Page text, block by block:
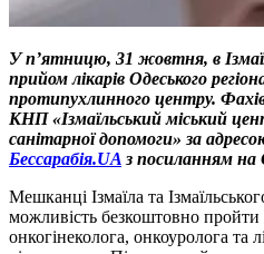
У п’ятницю, 31 жовтня, в
прийом лікарів Одеського
протипухлинного центру.
КНП «Ізмаїльський міський
санітарної допомоги» за
Бессарабія.UA з посиланням
Мешканці Ізмаїла та
можливість безкоштовно пройти
онкогінеколога, онкоуролога та